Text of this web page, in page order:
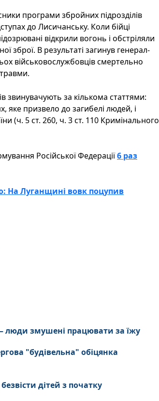
програми збройних підрозділів
до Лисичанську. Коли бійці
відкрили вогонь і обстріляли
зброї. В результаті загинув генерал-
військовослужбовців смертельно
звинувачують за кількома статтями:
призвело до загибелі людей, і
(ч. 5 ст. 260, ч. 3 ст. 110 Кримінального
Російської Федерації6 раз
На Луганщині вовк поцупив
люди змушені працювати за їжу
"будівельна" обіцянка
дітей з початку